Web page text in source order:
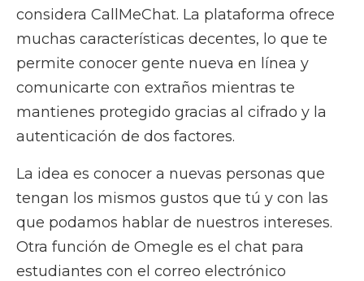
considera CallMeChat. La plataforma ofrece
muchas características decentes, lo que te
permite conocer gente nueva en línea y
comunicarte con extraños mientras te
mantienes protegido gracias al cifrado y la
autenticación de dos factores.
La idea es conocer a nuevas personas que
tengan los mismos gustos que tú y con las
que podamos hablar de nuestros intereses.
Otra función de Omegle es el chat para
estudiantes con el correo electrónico